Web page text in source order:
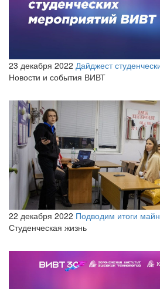
23 декабря 2022 Дайджест
Новости и события ВИВТ
22 декабря 2022 Подводим итоги
Студенческая жизнь